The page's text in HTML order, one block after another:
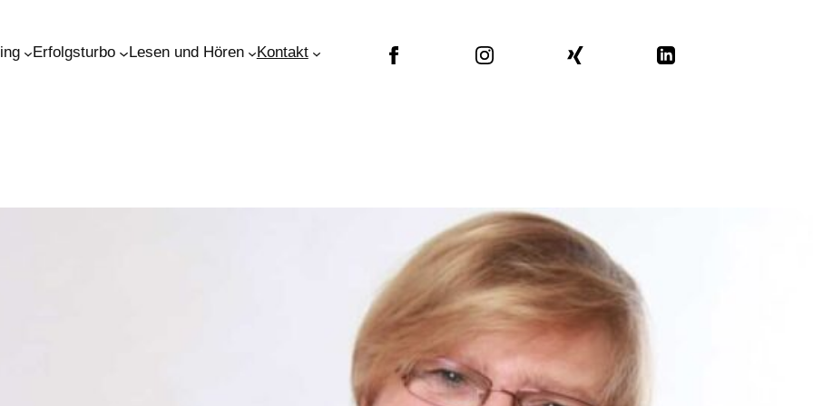
Erfolgsturbo Lesen und Hören Kontakt